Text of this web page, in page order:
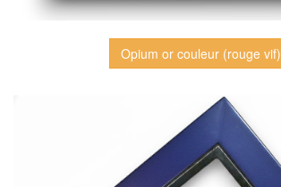
Opium or couleur (rouge vif)